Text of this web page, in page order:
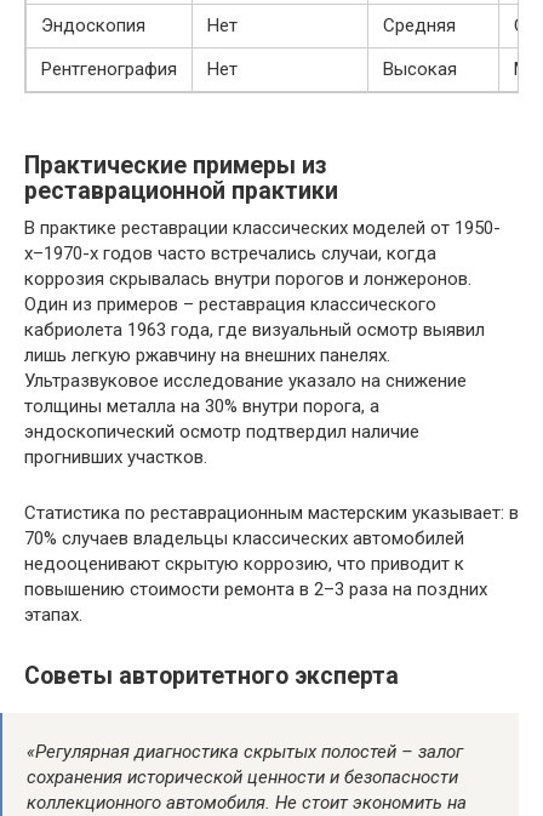
Эндоскопия Нет Средняя
Рентгенография
Нет Высокая
Практические примеры из
реставрационной практики
В практике реставрации классических моделей от 1950-
х–1970-х годов часто встречались случаи, когда
коррозия скрывалась внутри порогов и лонжеронов.
Один из примеров – реставрация классического
кабриолета 1963 года, где визуальный осмотр выявил
лишь легкую ржавчину на внешних панелях.
Ультразвуковое исследование указало на снижение
толщины металла на 30% внутри порога, а
эндоскопический осмотр подтвердил наличие
прогнивших участков.
Статистика по реставрационным мастерским указывает: в
70% случаев владельцы классических автомобилей
недооценивают скрытую коррозию, что приводит к
повышению стоимости ремонта в 2–3 раза на поздних
этапах.
Советы авторитетного эксперта
«Регулярная диагностика скрытых полостей – залог
сохранения исторической ценности и безопасности
коллекционного автомобиля. Не стоит экономить на